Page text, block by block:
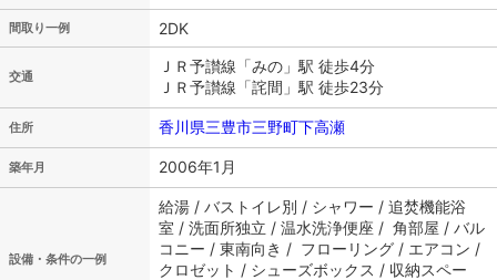
間取り一例 2DK
交通
ＪＲ予讃線「みの」駅 徒歩4分
ＪＲ予讃線「詫間」駅 徒歩23分
住所 香川県三豊市三野町下高瀬
築年月 2006年1月
設備・条件の一例
給湯 / バストイレ別 / シャワー / 追焚機能浴
室 / 洗面所独立 / 温水洗浄便座 / 角部屋 / バル
コニー / 東南向き / フローリング / エアコン /
クロゼット / シューズボックス / 収納スペー